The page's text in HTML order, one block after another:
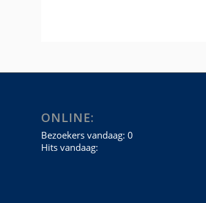
ONLINE: